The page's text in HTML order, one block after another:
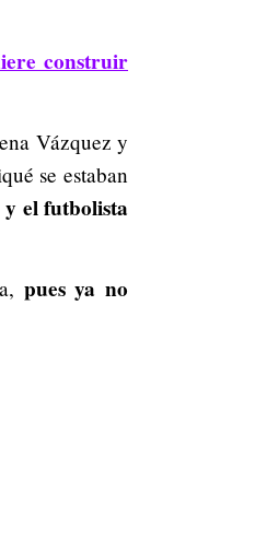
construir
Vázquez y
se estaban
el futbolista
pues ya no